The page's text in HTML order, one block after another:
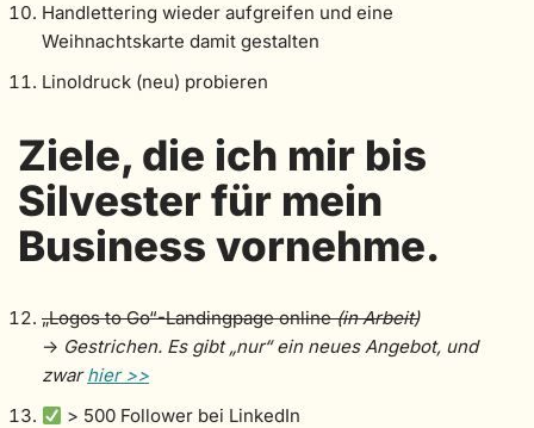
Handlettering wieder aufgreifen und eine
Weihnachtskarte damit gestalten
Linoldruck (neu) probieren
Ziele, die ich mir bis
Silvester für mein
Business vornehme.
„Logos to Go“-Landingpage online(in Arbeit)
-> Gestrichen. Es gibt „nur“ ein neues Angebot, und
zwarhier >>
> 500 Follower bei LinkedIn